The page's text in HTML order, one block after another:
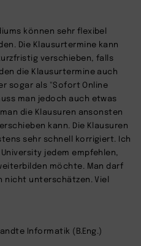
können sehr flexibel
Die Klausurtermine kann
verschieben, falls
die Klausurtermine auch
sogar als "Sofort Online
man jedoch auch etwas
die Klausuren ansonsten
kann. Die Klausuren
sehr schnell korrigiert. Ich
jedem empfehlen,
möchte. Man darf
nicht unterschätzen. Viel
Informatik (B.Eng.)